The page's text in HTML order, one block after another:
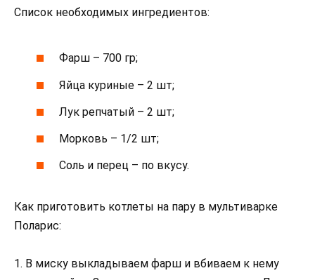
Список необходимых ингредиентов:
Фарш – 700 гр;
Яйца куриные – 2 шт;
Лук репчатый – 2 шт;
Морковь – 1/2 шт;
Соль и перец – по вкусу.
Как приготовить котлеты на пару в мультиварке
Поларис:
1. В миску выкладываем фарш и вбиваем к нему